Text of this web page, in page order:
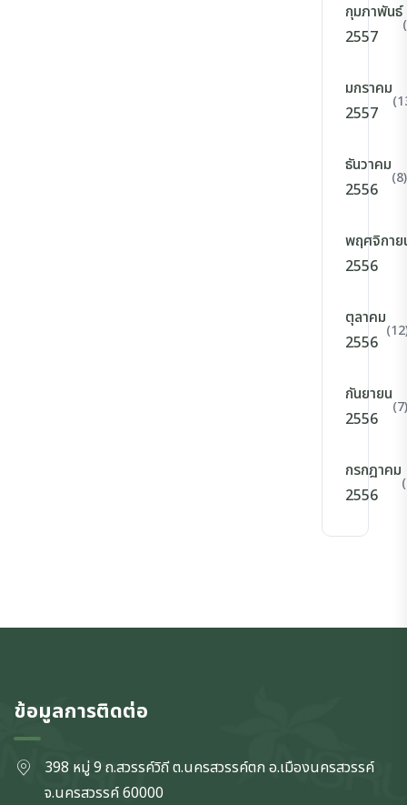
กุมภาพันธ์
2557
มกราคม
2557
ธันวาคม
2556
(8)
พฤศจิกาย
2556
ตุลาคม
2556
กันยายน
2556
(7)
กรกฎาคม
2556
ข้อมูลการติดต่อ
398 หมู่ 9 ถ.สวรรค์วิถี ต.นครสวรรค์ตก อ.เมืองนครสวรรค์
จ.นครสวรรค์60000